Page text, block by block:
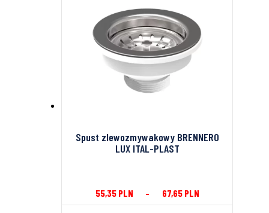
Spust zlewozmywakowy BRENNERO
LUX ITAL-PLAST
55,35 PLN – 67,65 PLN